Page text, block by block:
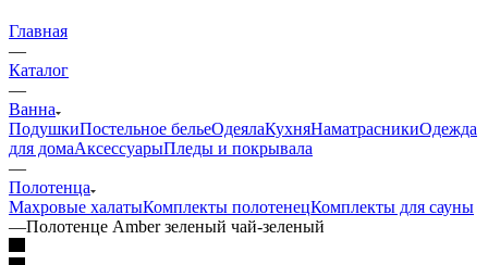
Главная
—
Каталог
—
Ванна
ПодушкиПостельное бельеОдеялаКухняНаматрасникиОдежда
для домаАксессуарыПледы и покрывала
—
Полотенца
Махровые халатыКомплекты полотенецКомплекты для сауны
—Полотенце Amber зеленый чай-зеленый